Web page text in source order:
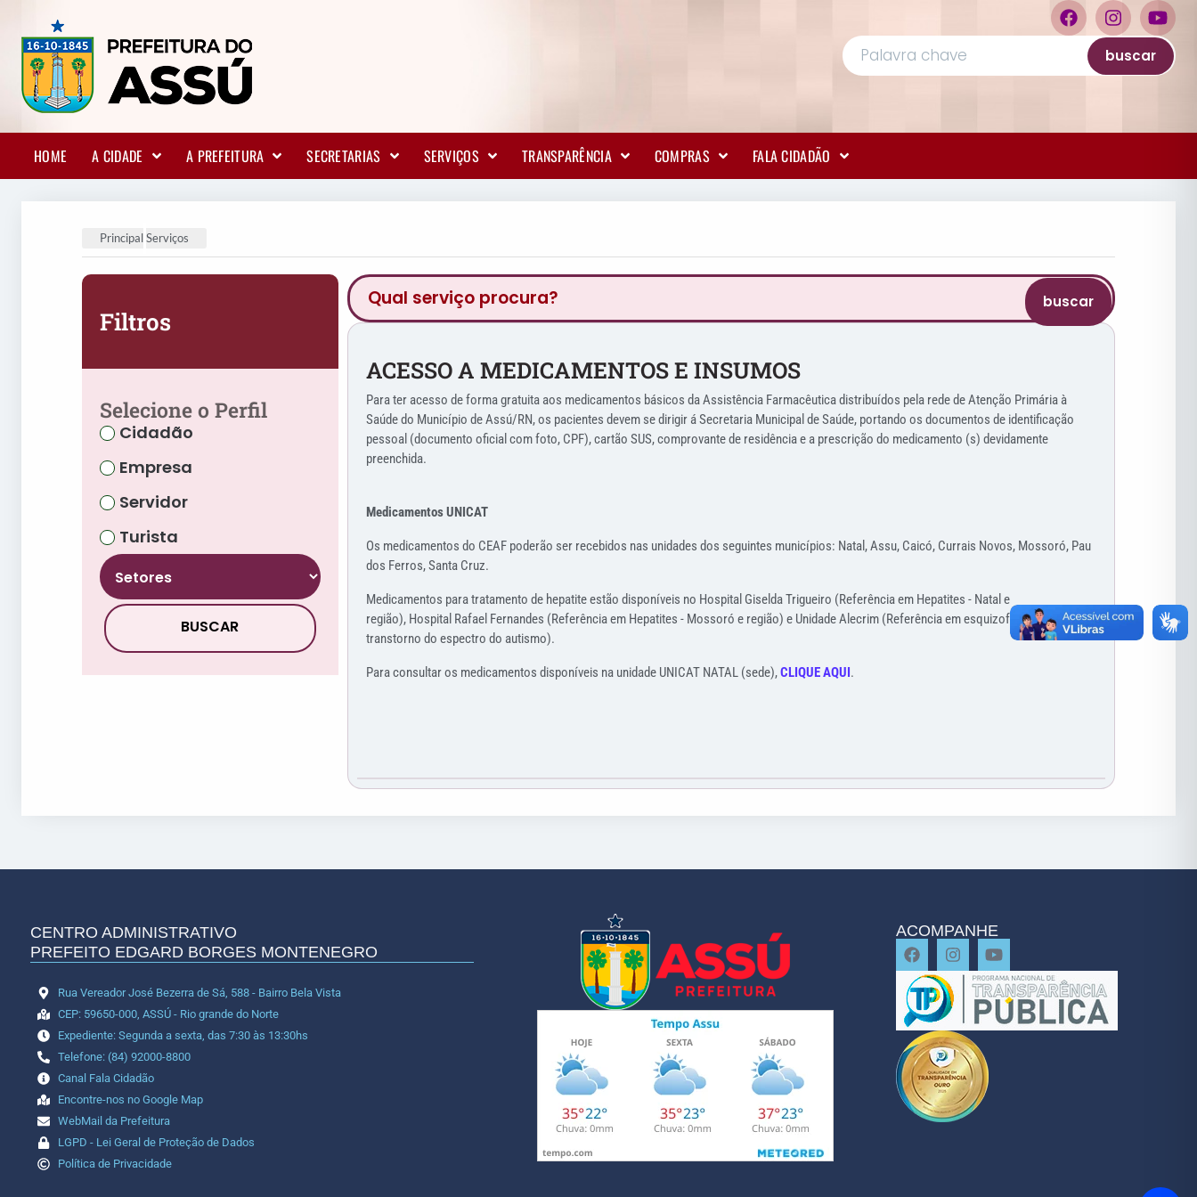
buscar
HOME A CIDADE A PREFEITURA SECRETARIAS SERVIÇOS TRANSPARÊNCIA COMPRAS FALA CIDADÃO
PrincipalServiços
Filtros
Selecione o Perfil
Cidadão
Empresa
Servidor
Turista
BUSCAR
buscar
ACESSO A MEDICAMENTOS E INSUMOS
Para ter acesso de forma gratuita aos medicamentos básicos da Assistência Farmacêutica distribuídos pela rede de Atenção Primária à
Saúde do Município de Assú/RN, os pacientes devem se dirigir á Secretaria Municipal de Saúde, portando os documentos de identificação
pessoal (documento oficial com foto, CPF), cartão SUS, comprovante de residência e a prescrição do medicamento (s) devidamente
preenchida.
Medicamentos UNICAT
Os medicamentos do CEAF poderão ser recebidos nas unidades dos seguintes municípios: Natal, Assu, Caicó, Currais Novos, Mossoró, Pau
dos Ferros, Santa Cruz.
Medicamentos para tratamento de hepatite estão disponíveis no Hospital Giselda Trigueiro (Referência em Hepatites - Natal e
região), Hospital Rafael Fernandes (Referência em Hepatites - Mossoró e região) e Unidade Alecrim (Referência em esquizofrenia e
transtorno do espectro do autismo).
Para consultar os medicamentos disponíveis na unidade UNICAT NATAL (sede),CLIQUE AQUI.
CENTRO ADMINISTRATIVO
PREFEITO EDGARD BORGES MONTENEGRO
Rua Vereador José Bezerra de Sá, 588 - Bairro Bela Vista
CEP: 59650-000, ASSÚ - Rio grande do Norte
Expediente: Segunda a sexta, das 7:30 às 13:30hs
Telefone: (84) 92000-8800
Canal Fala Cidadão
Encontre-nos no Google Map
WebMail da Prefeitura
LGPD - Lei Geral de Proteção de Dados
Política de Privacidade
ACOMPANHE